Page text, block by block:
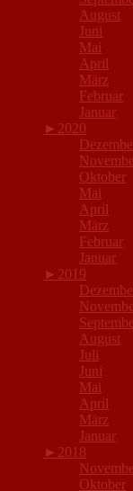
August
Juni
Mai
April
März
Februar
Januar
► 2020
Oktober
Mai
April
März
Februar
Januar
► 2019
August
Juli
Juni
Mai
April
März
Januar
► 2018
Oktober